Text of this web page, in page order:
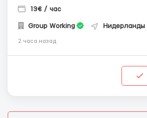
13€ / час
Group Working Нидерланды
2 часа назад